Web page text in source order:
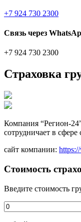
+7 924 730 2300
Связь через
+7 924 730 2300
Страховка
Компания “Регион-
сотрудничает в
сайт компании:
Стоимость
Введите стоимость